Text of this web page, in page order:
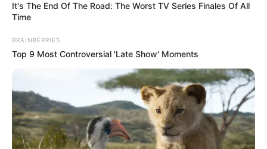
เคล็ดลับเสริมดวงตามวันเกิด คน
เกิดวันพุธ
การเสริมดวงสำหรับท่านในวันนี้แนะนำเปลี่ยนรูปพื้น
หลังโทรศัพท์มือถือเป็นรูปห้องทำงานของตัวเอง จะ
ก่อเกิดพลังงานกระตุ้นให้เกิดความโชคดีตลอดทั้งวัน
It's The End Of The Road: The Worst TV Series Finales Of All
Time
BRAINBERRIES
Top 9 Most Controversial 'Late Show' Moments